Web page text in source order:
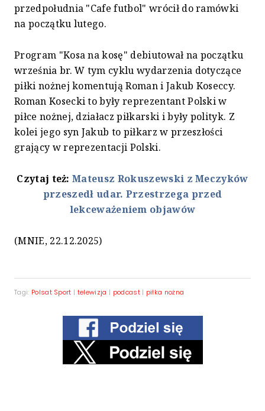
przedpołudnia "Cafe futbol" wrócił do ramówki
na początku lutego.
Program "Kosa na kosę" debiutował na początku
września br. W tym cyklu wydarzenia dotyczące
piłki nożnej komentują Roman i Jakub Koseccy.
Roman Kosecki to były reprezentant Polski w
piłce nożnej, działacz piłkarski i były polityk. Z
kolei jego syn Jakub to piłkarz w przeszłości
grający w reprezentacji Polski.
Czytaj też:Mateusz Rokuszewski z Meczyków
przeszedł udar. Przestrzega przed
lekceważeniem objawów
(MNIE, 22.12.2025)
Tagi: Polsat Sport | telewizja | podcast| piłka nożna